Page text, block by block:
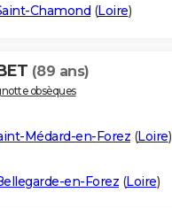
Chamond (Loire)
(89 ans)
obsèques
Médard-en-Forez (Loire)
en-Forez (Loire)